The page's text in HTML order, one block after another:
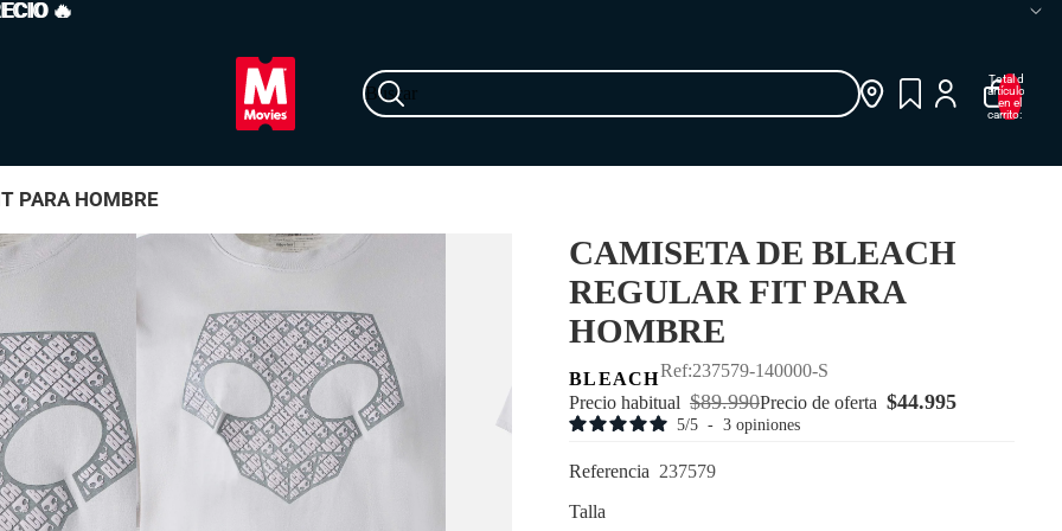
🔥
🔥
Buscar
Total de
artículos
en el
carrito: 0
PARA HOMBRE
CAMISETA DE BLEACH
REGULAR FIT PARA
HOMBRE
BLEACH
237579-140000-S
Precio de oferta $44.995
Precio habitual $89.990
5/5 - 3 opiniones
Referencia 237579
Talla